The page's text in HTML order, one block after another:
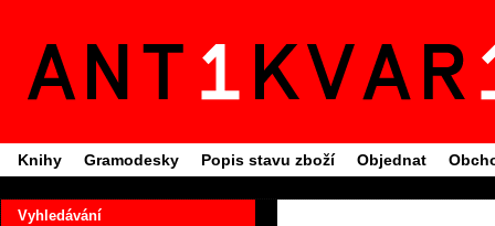
Knihy Gramodesky Popis stavu zboží Objednat
Vyhledávání